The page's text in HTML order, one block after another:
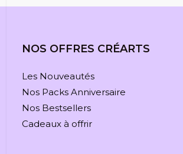
NOS OFFRES CRÉARTS
Les Nouveautés
Nos Packs Anniversaire
Nos Bestsellers
Cadeaux à offrir